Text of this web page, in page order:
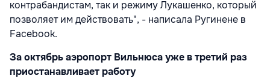
контрабандистам, так и режиму Лукашенко, который
позволяет им действовать", - написала Ругинене в
Facebook.
За октябрь аэропорт Вильнюса уже в третий раз
приостанавливает работу